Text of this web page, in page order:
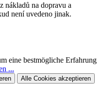
nákladů na dopravu a
není uvedeno jinak.
eine bestmögliche Erfahrung
...
Alle Cookies akzeptieren